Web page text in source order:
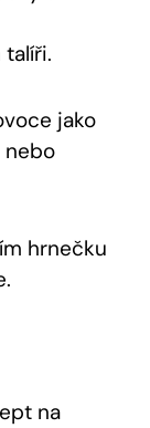
jako
nebo⁤
hrnečku
na